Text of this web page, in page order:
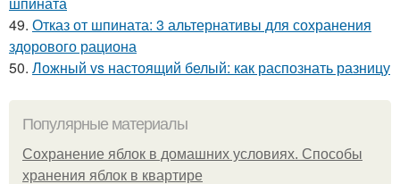
49. Отказ от шпината: 3 альтернативы для сохранения
здорового рациона
50. Ложный vs настоящий белый: как распознать разницу
Популярные материалы
Сохранение яблок в домашних условиях. Способы
хранения яблок в квартире